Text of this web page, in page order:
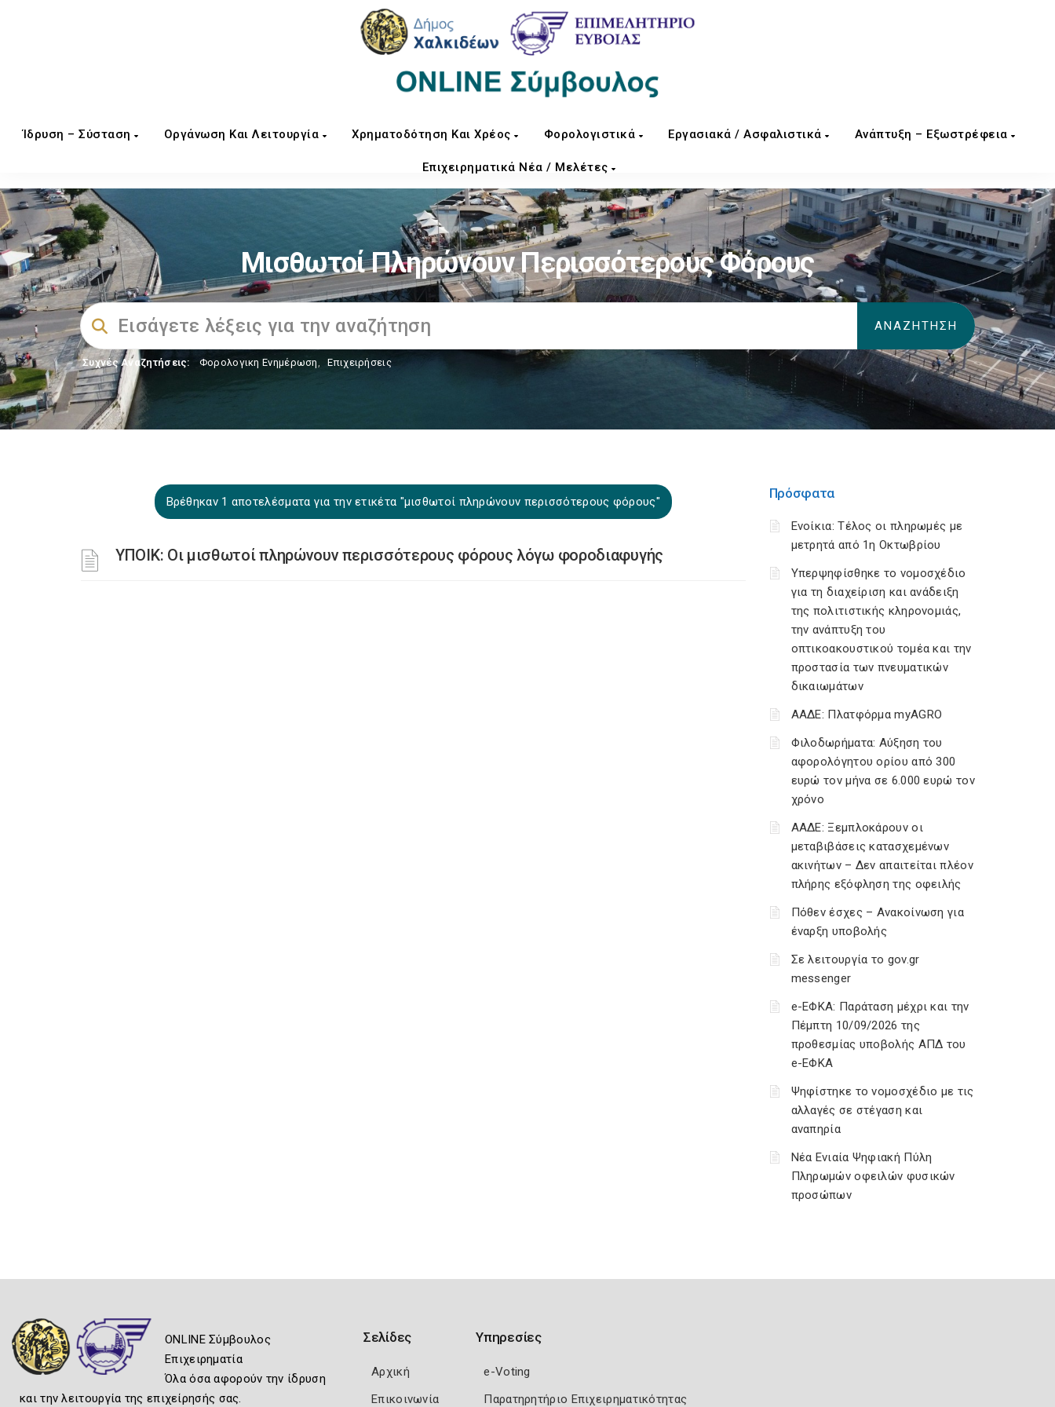
Ίδρυση – Σύσταση Οργάνωση Και Λειτουργία Χρηματοδότηση Και Χρέος Φορολογιστικά Εργασιακά / Ασφαλιστικά Ανάπτυξη – Εξωστρέφεια
Επιχειρηματικά Νέα / Μελέτες
Μισθωτοί Πληρώνουν Περισσότερους Φόρους
Συχνές Αναζητήσεις: Φορολογικη Ενημέρωση, Επιχειρήσεις
Βρέθηκαν 1 αποτελέσματα για την ετικέτα "μισθωτοί πληρώνουν περισσότερους φόρους"
ΥΠΟΙΚ: Οι μισθωτοί πληρώνουν περισσότερους φόρους λόγω φοροδιαφυγής
Πρόσφατα
Ενοίκια: Τέλος οι πληρωμές με
μετρητά από 1η Οκτωβρίου
Υπερψηφίσθηκε το νομοσχέδιο
για τη διαχείριση και ανάδειξη
της πολιτιστικής κληρονομιάς,
την ανάπτυξη του
οπτικοακουστικού τομέα και την
προστασία των πνευματικών
δικαιωμάτων
ΑΑΔΕ: Πλατφόρμα myAGRO
Φιλοδωρήματα: Αύξηση του
αφορολόγητου ορίου από 300
ευρώ τον μήνα σε 6.000 ευρώ τον
χρόνο
ΑΑΔΕ: Ξεμπλοκάρουν οι
μεταβιβάσεις κατασχεμένων
ακινήτων – Δεν απαιτείται πλέον
πλήρης εξόφληση της οφειλής
Πόθεν έσχες – Ανακοίνωση για
έναρξη υποβολής
Σε λειτουργία το gov.gr
messenger
e-ΕΦΚΑ: Παράταση μέχρι και την
Πέμπτη 10/09/2026 της
προθεσμίας υποβολής ΑΠΔ του
e-ΕΦΚΑ
Ψηφίστηκε το νομοσχέδιο με τις
αλλαγές σε στέγαση και
αναπηρία
Νέα Ενιαία Ψηφιακή Πύλη
Πληρωμών οφειλών φυσικών
προσώπων
ONLINE Σύμβουλος
Επιχειρηματία
Όλα όσα αφορούν την ίδρυση
και την λειτουργία της επιχείρησής σας.
Σελίδες
Αρχική
Επικοινωνία
Υπηρεσίες
e-Voting
Παρατηρητήριο Επιχειρηματικότητας